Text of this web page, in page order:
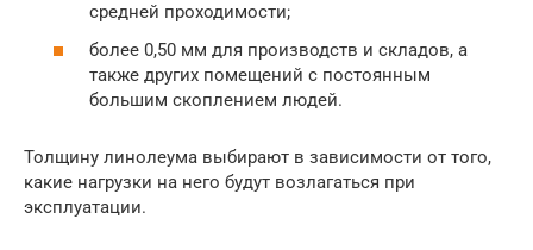
средней проходимости;
более 0,50 мм для производств и складов, а
также других помещений с постоянным
большим скоплением людей.
Толщину линолеума выбирают в зависимости от того,
какие нагрузки на него будут возлагаться при
эксплуатации.